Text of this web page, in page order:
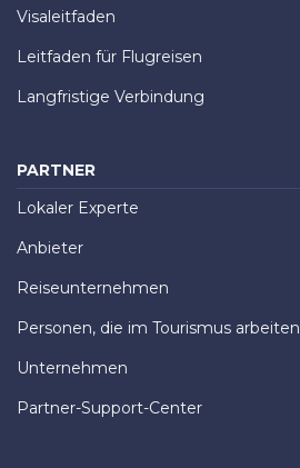
Visaleitfaden
Leitfaden für Flugreisen
Langfristige Verbindung
PARTNER
Lokaler Experte
Anbieter
Reiseunternehmen
Personen, die im Tourismus arbeiten
Unternehmen
Partner-Support-Center